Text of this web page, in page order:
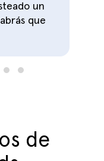
un
que
de